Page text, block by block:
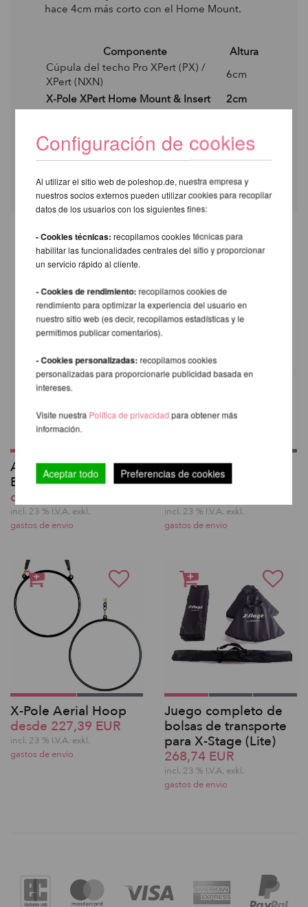
hace 4cm más corto con el Home Mount.
Componente
Altura
Cúpula del techo Pro XPert (PX) /
XPert (NXN)
6cm
X-Pole XPert Home Mount & Insert
2cm
Soporte de techo inclinado para
barra giratoria XPert
10,5cm
Home Mount Installation PDF descargar
OTROS PRODUCTOS DE LA
MISMA MARCA
Adaptador Superior
Extendido - X-Pole
desde 71,32 EUR
incl. 23 % I.V.A. exkl.
gastos de envio
Marco base para X-
Stage/-Lite/-Pro
incl. 23 % I.V.A. exkl.
gastos de envio
X-Pole Aerial Hoop
desde 227,39 EUR
incl. 23 % I.V.A. exkl.
gastos de envio
Juego completo de
bolsas de transporte
para X-Stage (Lite)
268,74 EUR
incl. 23 % I.V.A. exkl.
gastos de envio
Configuración de cookies
Al utilizar el sitio web de poleshop.de, nuestra empresa y
nuestros socios externos pueden utilizar cookies para recopilar
datos de los usuarios con los siguientes fines:
- Cookies técnicas:recopilamos cookies técnicas para
habilitar las funcionalidades centrales del sitio y proporcionar
un servicio rápido al cliente.
- Cookies de rendimiento: recopilamos cookies de
rendimiento para optimizar la experiencia del usuario en
nuestro sitio web (es decir, recopilamos estadísticas y le
permitimos publicar comentarios).
- Cookies personalizadas: recopilamos cookies
personalizadas para proporcionarle publicidad basada en
intereses.
Visite nuestra Política de privacidadpara obtener más
información.
Aceptar todo Preferencias de cookies